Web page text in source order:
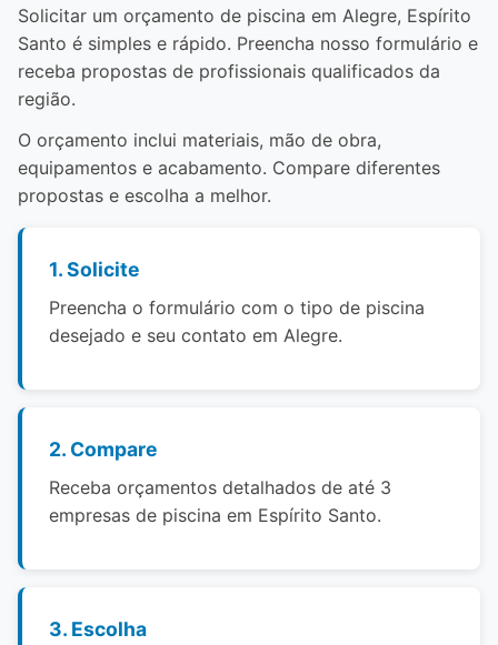
Solicitar um orçamento de piscina em Alegre, Espírito
Santo é simples e rápido. Preencha nosso formulário e
receba propostas de profissionais qualificados da
região.
O orçamento inclui materiais, mão de obra,
equipamentos e acabamento. Compare diferentes
propostas e escolha a melhor.
1. Solicite
Preencha o formulário com o tipo de piscina
desejado e seu contato em Alegre.
2. Compare
Receba orçamentos detalhados de até 3
empresas de piscina em Espírito Santo.
3. Escolha